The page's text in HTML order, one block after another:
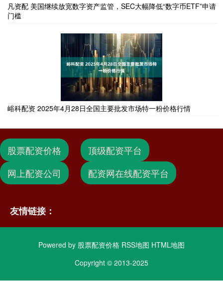
凡资配 美国继续放宽数字资产监管，SEC大幅降低“数字币ETF”申请
门槛
峪科配资 2025年4月28日全国主要批发市场特一粉价格行情
股票配资价格
顶级配资平台
网上配资公司
配资网在线配资平台
友情链接：
Powered by 股票配资价格 RSS地图 HTML地图
Copyright © 2013-2025